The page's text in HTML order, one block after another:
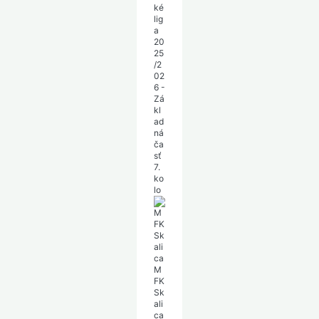
ké
lig
a
20
25
/2
02
6 -
Zá
kl
ad
ná
ča
sť
7.
ko
lo
M
FK
Sk
ali
ca